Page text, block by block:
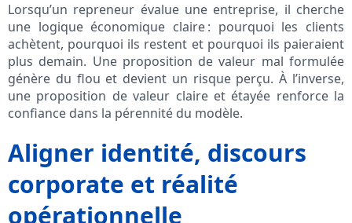
Lorsqu’un repreneur évalue une entreprise, il cherche
une logique économique claire : pourquoi les clients
achètent, pourquoi ils restent et pourquoi ils paieraient
plus demain. Une proposition de valeur mal formulée
génère du flou et devient un risque perçu. À l’inverse,
une proposition de valeur claire et étayée renforce la
confiance dans la pérennité du modèle.
Aligner identité, discours
corporate et réalité
opérationnelle